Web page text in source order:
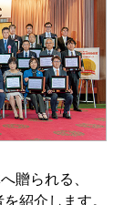
贈られる、
紹介します。